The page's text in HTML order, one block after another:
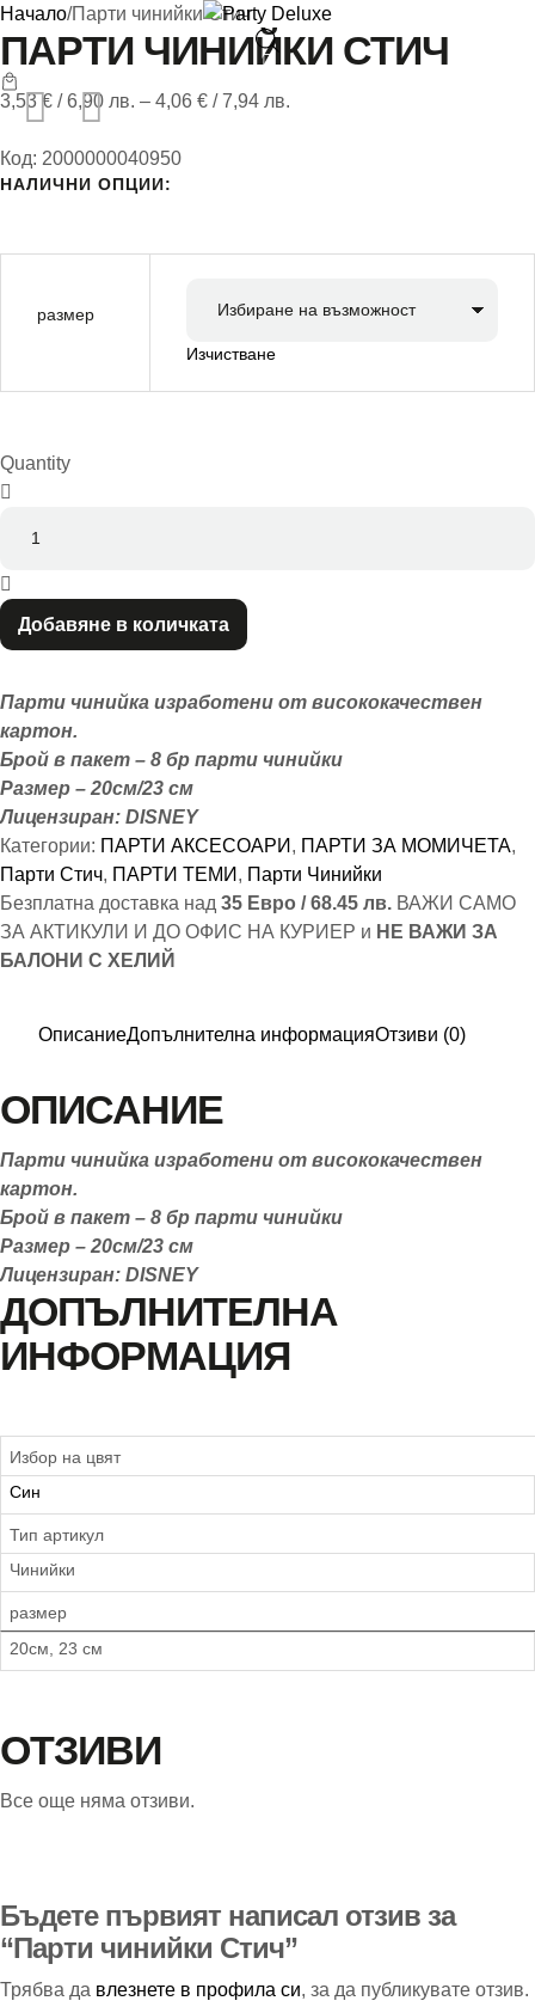
Декорации
Начало/Парти чинийки Стич
ПАРТИ ЧИНИЙКИ СТИЧ
3,53€ / 6,90 лв. – 4,06 € / 7,94 лв.
Код: 2000000040950
НАЛИЧНИ ОПЦИИ:
размер
Изчистване
Quantity
Добавяне в количката
Парти чинийка изработени от висококачествен
картон.
Брой в пакет – 8 бр парти чинийки
Размер – 20см/23 см
Лицензиран: DISNEY
Категории: ПАРТИ АКСЕСОАРИ , ПАРТИ ЗА МОМИЧЕТА,
Парти Стич, ПАРТИ ТЕМИ , Парти Чинийки
Безплатна доставка над 35 Евро / 68.45 лв. ВАЖИ САМО
ЗА АКТИКУЛИ И ДО ОФИС НА КУРИЕР и НЕ ВАЖИ ЗА
БАЛОНИ С ХЕЛИЙ
ОписаниеДопълнителна информацияОтзиви (0)
ОПИСАНИЕ
Парти чинийка изработени от висококачествен
картон.
Брой в пакет – 8 бр парти чинийки
Размер – 20см/23 см
Лицензиран: DISNEY
ДОПЪЛНИТЕЛНА
ИНФОРМАЦИЯ
Избор на цвят
Син
Тип артикул
Чинийки
размер
20см, 23 см
ОТЗИВИ
Все още няма отзиви.
Бъдете първият написал отзив за
“Парти чинийки Стич”
Трябва да влезнете в профила си, за да публикувате отзив.